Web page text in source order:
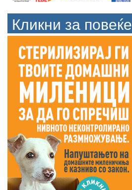
Кликни за повеќе